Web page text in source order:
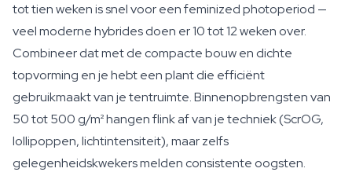
tot tien weken is snel voor een feminized photoperiod —
veel moderne hybrides doen er 10 tot 12 weken over.
Combineer dat met de compacte bouw en dichte
topvorming en je hebt een plant die efficiënt
gebruikmaakt van je tentruimte. Binnenopbrengsten van
50 tot 500 g/m² hangen flink af van je techniek (ScrOG,
lollipoppen, lichtintensiteit), maar zelfs
gelegenheidskwekers melden consistente oogsten.